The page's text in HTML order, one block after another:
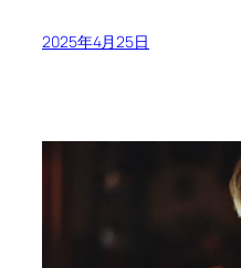
2025年4月25日